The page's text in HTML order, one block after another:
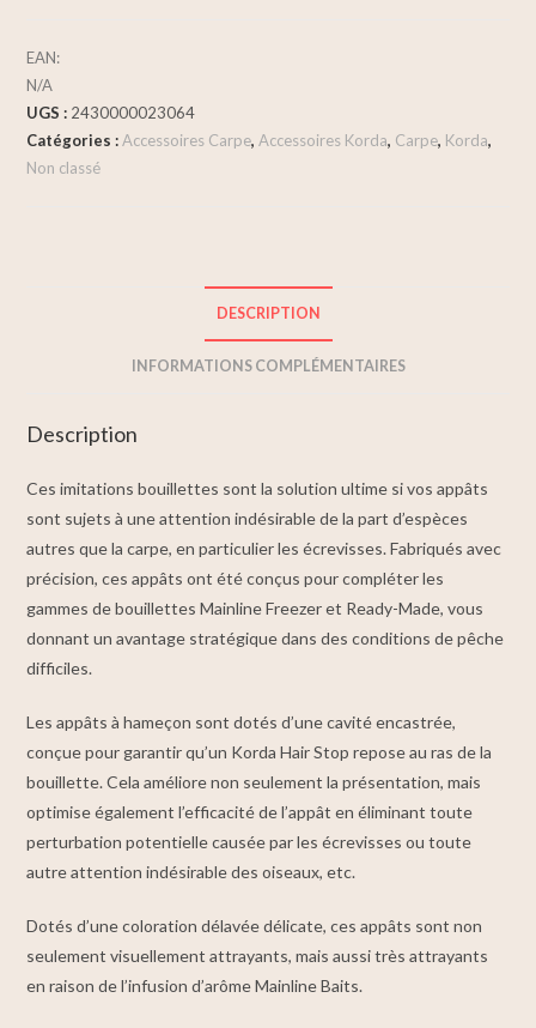
EAN:
N/A
UGS : 2430000023064
Catégories :Accessoires Carpe,Accessoires Korda, Carpe, Korda,
Non classé
DESCRIPTION
INFORMATIONS COMPLÉMENTAIRES
Description
Ces imitations bouillettes sont la solution ultime si vos appâts
sont sujets à une attention indésirable de la part d’espèces
autres que la carpe, en particulier les écrevisses. Fabriqués avec
précision, ces appâts ont été conçus pour compléter les
gammes de bouillettes Mainline Freezer et Ready-Made, vous
donnant un avantage stratégique dans des conditions de pêche
difficiles.
Les appâts à hameçon sont dotés d’une cavité encastrée,
conçue pour garantir qu’un Korda Hair Stop repose au ras de la
bouillette. Cela améliore non seulement la présentation, mais
optimise également l’efficacité de l’appât en éliminant toute
perturbation potentielle causée par les écrevisses ou toute
autre attention indésirable des oiseaux, etc.
Dotés d’une coloration délavée délicate, ces appâts sont non
seulement visuellement attrayants, mais aussi très attrayants
en raison de l’infusion d’arôme Mainline Baits.